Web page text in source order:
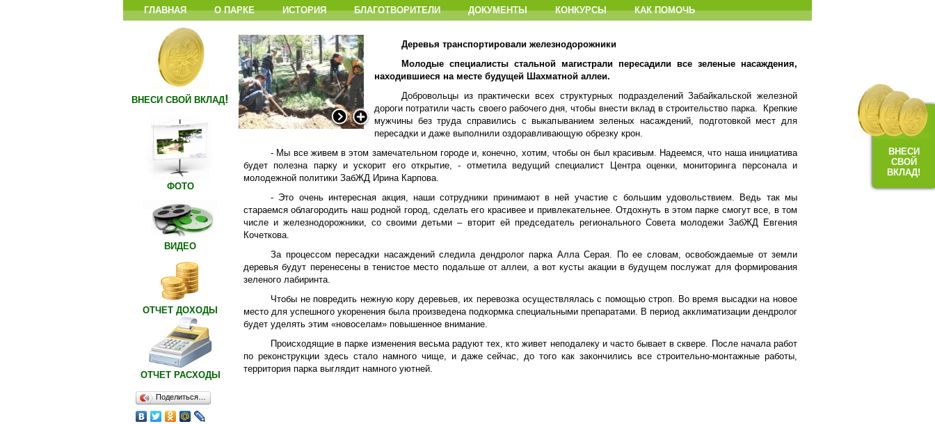
ГЛАВНАЯ О ПАРКЕ ИСТОРИЯ БЛАГОТВОРИТЕЛИ ДОКУМЕНТЫ КОНКУРСЫ КАК ПОМОЧЬ
ВНЕСИ
СВОЙ
ВКЛАД!
Деревья транспортировали железнодорожники
Молодые специалисты стальной магистрали пересадили все зеленые насаждения,
находившиеся на месте будущей Шахматной аллеи.
Добровольцы из практически всех структурных подразделений Забайкальской железной
дороги потратили часть своего рабочего дня, чтобы внести вклад в строительство парка. Крепкие
мужчины без труда справились с выкапыванием зеленых насаждений, подготовкой мест для
пересадки и даже выполнили оздоравливающую обрезку крон.
- Мы все живем в этом замечательном городе и, конечно, хотим, чтобы он был красивым. Надеемся, что наша инициатива
будет полезна парку и ускорит его открытие, - отметила ведущий специалист Центра оценки, мониторинга персонала и
молодежной политики ЗабЖД Ирина Карпова.
- Это очень интересная акция, наши сотрудники принимают в ней участие с большим удовольствием. Ведь так мы
стараемся облагородить наш родной город, сделать его красивее и привлекательнее. Отдохнуть в этом парке смогут все, в том
числе и железнодорожники, со своими детьми – вторит ей председатель регионального Совета молодежи ЗабЖД Евгения
Кочеткова.
За процессом пересадки насаждений следила дендролог парка Алла Серая. По ее словам, освобождаемые от земли
деревья будут перенесены в тенистое место подальше от аллеи, а вот кусты акации в будущем послужат для формирования
зеленого лабиринта.
Чтобы не повредить нежную кору деревьев, их перевозка осуществлялась с помощью строп. Во время высадки на новое
место для успешного укоренения была произведена подкормка специальными препаратами. В период акклиматизации дендролог
будет уделять этим «новоселам» повышенное внимание.
Происходящие в парке изменения весьма радуют тех, кто живет неподалеку и часто бывает в сквере. После начала работ
по реконструкции здесь стало намного чище, и даже сейчас, до того как закончились все строительно-монтажные работы,
территория парка выглядит намного уютней.
ВНЕСИ СВОЙ ВКЛАД!
ФОТО
ВИДЕО
ОТЧЕТ ДОХОДЫ
ОТЧЕТ РАСХОДЫ
Поделиться…